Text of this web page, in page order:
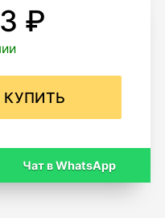
₽
КУПИТЬ
Чат в WhatsApp